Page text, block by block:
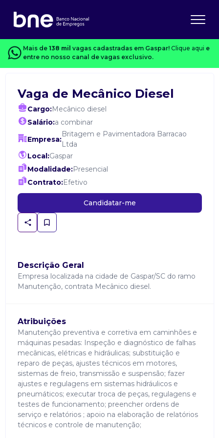
Mais de 138 mil vagas cadastradas em Gaspar! Clique aqui e
entre no nosso canal de vagas exclusivo.
Vaga de Mecânico Diesel
Cargo:Mecânico diesel
Salário:a combinar
Empresa:
Britagem e Pavimentadora Barracao
Ltda
Local:Gaspar
Modalidade:Presencial
Contrato:Efetivo
Candidatar-me
Descrição Geral
Empresa localizada na cidade de Gaspar/SC do ramo
Manutenção, contrata Mecânico diesel.
Atribuições
Manutenção preventiva e corretiva em caminhões e
máquinas pesadas: Inspeção e diagnóstico de falhas
mecânicas, elétricas e hidráulicas; substituição e
reparo de peças, ajustes técnicos em motores,
sistemas de freio, transmissão e suspensão; fazer
ajustes e regulagens em sistemas hidráulicos e
pneumáticos; executar troca de peças, regulagens e
testes de funcionamento; preencher ordens de
serviço e relatórios ; apoio na elaboração de relatórios
técnicos e controle de manutenção;